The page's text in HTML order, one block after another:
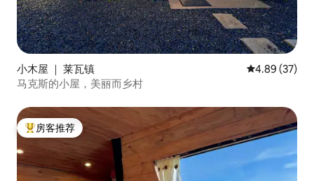
小木屋 ｜ 莱瓦镇 平均评分
4.89 (37)
马克斯的小屋，美丽而乡村
热门「房客推荐」
房客推荐